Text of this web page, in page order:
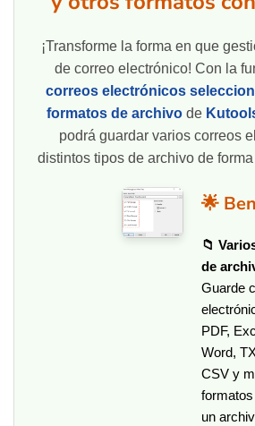
¡Transforme la forma en que
de correo electrónico! Con la
correos electrónicos
formatos de archivo de
podrá guardar varios correos
distintos tipos de archivo de
🌟
📁
de
Guarde
PDF,
Word,
CSV y
un